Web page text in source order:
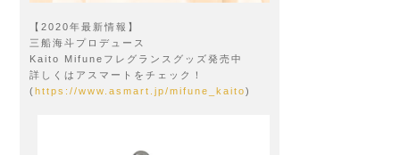
【2020年最新情報】
三船海斗プロデュース
Kaito Mifuneフレグランスグッズ発売中
詳しくはアスマートをチェック！
( https://www.asmart.jp/mifune_kaito)